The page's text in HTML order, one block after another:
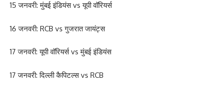
15 जनवरी: मुंबई इंडियंस vs यूपी वॉरियर्स
16 जनवरी: RCB vs गुजरात जायंट्स
17 जनवरी: यूपी वॉरियर्स vs मुंबई इंडियंस
17 जनवरी: दिल्ली कैपिटल्स vs RCB